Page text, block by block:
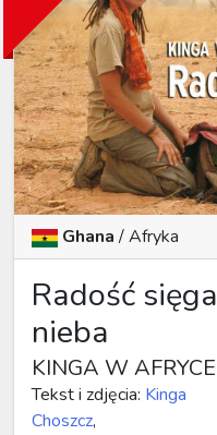
Ghana/Afryka
Radość sięga
nieba
KINGA W AFRYCE
Tekst i zdjęcia: Kinga
Choszcz,